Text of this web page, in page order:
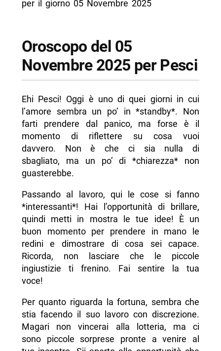
per il giorno 05 Novembre 2025
Oroscopo del 05
Novembre 2025 per Pesci
Ehi Pesci! Oggi è uno di quei giorni in cui
l’amore sembra un po’ in *standby*. Non
farti prendere dal panico, ma forse è il
momento di riflettere su cosa vuoi
davvero. Non è che ci sia nulla di
sbagliato, ma un po’ di *chiarezza* non
guasterebbe.
Passando al lavoro, qui le cose si fanno
*interessanti*! Hai l’opportunità di brillare,
quindi metti in mostra le tue idee! È un
buon momento per prendere in mano le
redini e dimostrare di cosa sei capace.
Ricorda, non lasciare che le piccole
ingiustizie ti frenino. Fai sentire la tua
voce!
Per quanto riguarda la fortuna, sembra che
stia facendo il suo lavoro con discrezione.
Magari non vincerai alla lotteria, ma ci
sono piccole sorprese pronte a venire al